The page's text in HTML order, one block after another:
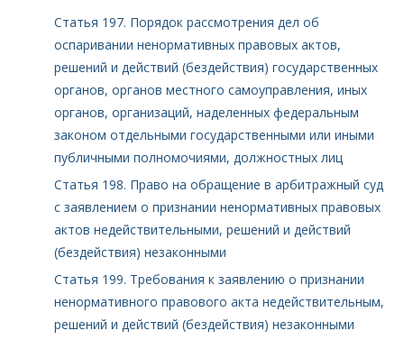
Статья 197. Порядок рассмотрения дел об
оспаривании ненормативных правовых актов,
решений и действий (бездействия) государственных
органов, органов местного самоуправления, иных
органов, организаций, наделенных федеральным
законом отдельными государственными или иными
публичными полномочиями, должностных лиц
Статья 198. Право на обращение в арбитражный суд
с заявлением о признании ненормативных правовых
актов недействительными, решений и действий
(бездействия) незаконными
Статья 199. Требования к заявлению о признании
ненормативного правового акта недействительным,
решений и действий (бездействия) незаконными